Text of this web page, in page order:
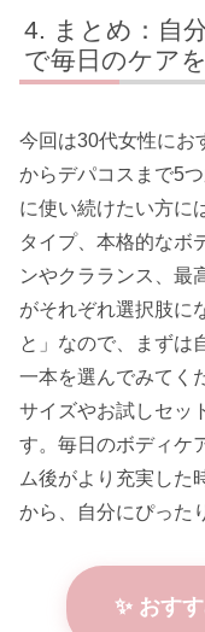
まとめ：自
で毎日のケア
今回は30代女性にお
からデパコスまで5
に使い続けたい方に
タイプ、本格的なボ
ンやクラランス、最
がそれぞれ選択肢に
と」なので、まずは
一本を選んでみてく
サイズやお試しセッ
す。毎日のボディケ
ム後がより充実した
から、自分にぴった
✨ おす